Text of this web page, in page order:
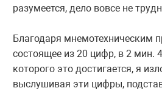
разумеется, дело вовсе не
Благодаря мнемотехническим
состоящее из 20 цифр, в 2 мин.
которого это достигается, я
выслушивая эти цифры,